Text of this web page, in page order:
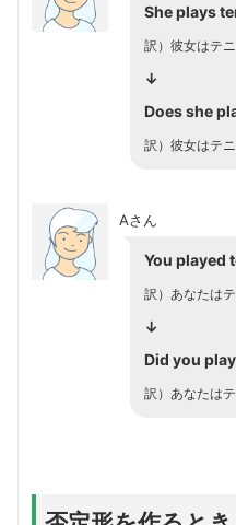
She plays
訳）彼女はテ
↓
Does she
訳）彼女はテ
Aさん
You played
訳）あなたは
↓
Did you
訳）あなたは